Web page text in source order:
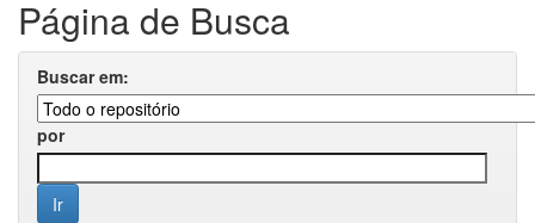
Página de Busca
Buscar em:
por